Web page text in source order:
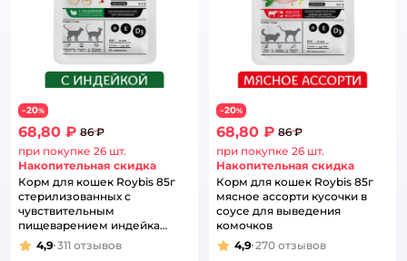
−20%
68,80 ₽ 86 ₽
при покупке 26 шт.
Накопительная скидка
Корм для кошек Roybis 85г
стерилизованных с
чувствительным
пищеварением индейка
кусочки в соусе
Рейтинг:
4,9 311 отзывов
−20%
68,80 ₽ 86 ₽
при покупке 26 шт.
Накопительная скидка
Корм для кошек Roybis 85г
мясное ассорти кусочки в
соусе для выведения
комочков
Рейтинг:
4,9 270 отзывов